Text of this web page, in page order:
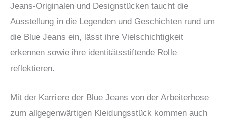
Jeans-Originalen und Designstücken taucht die
Ausstellung in die Legenden und Geschichten rund um
die Blue Jeans ein, lässt ihre Vielschichtigkeit
erkennen sowie ihre identitätsstiftende Rolle
reflektieren.
Mit der Karriere der Blue Jeans von der Arbeiterhose
zum allgegenwärtigen Kleidungsstück kommen auch